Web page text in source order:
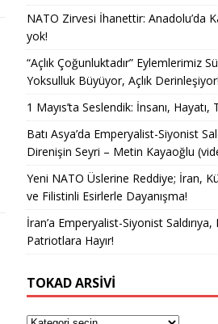
NATO Zirvesi İhanettir: Anadolu’da
yok!
“Açlık Çoğunluktadır” Eylemlerimiz
Yoksulluk Büyüyor, Açlık Derinleşiyor!
1 Mayıs’ta Seslendik: İnsanı, Hayatı,
Batı Asya’da Emperyalist-Siyonist
Direnişin Seyri – Metin Kayaoğlu
Yeni NATO Üslerine Reddiye; İran,
ve Filistinli Esirlerle Dayanışma!
İran’a Emperyalist-Siyonist Saldırıya,
Patriotlara Hayır!
TOKAD ARSIVI